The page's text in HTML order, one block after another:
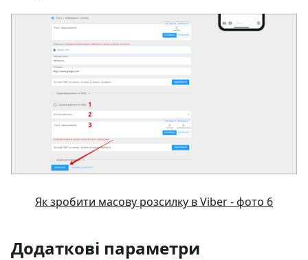
Як зробити масову розсилку в Viber - фото 6
Додаткові параметри